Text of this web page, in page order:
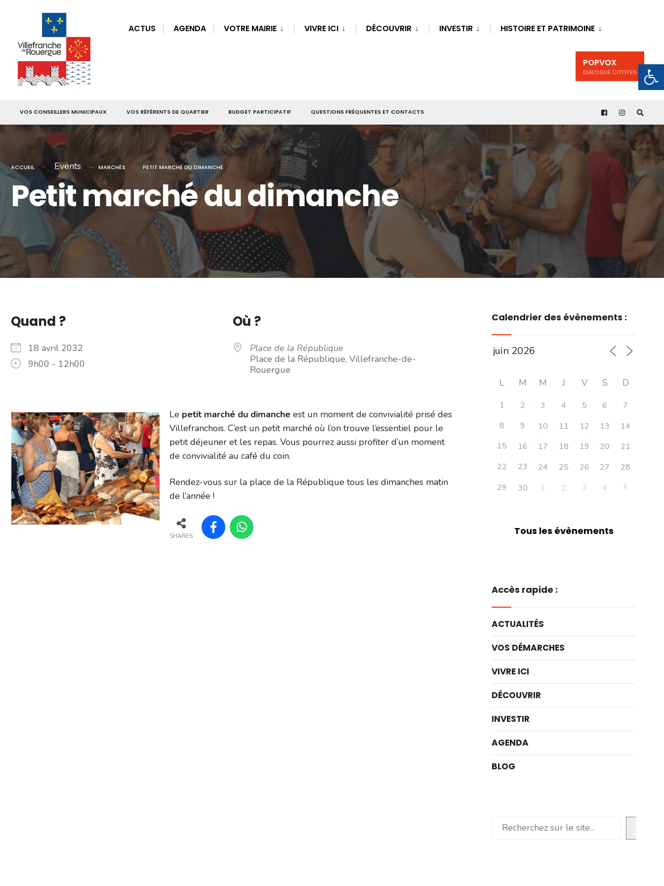
ACTUS AGENDA VOTRE MAIRIE VIVRE ICI DÉCOUVRIR INVESTIR HISTOIRE ET PATRIMOINE
POPVOX
DIALOGUE CITOYEN
VOS CONSEILLERS MUNICIPAUX VOS RÉFÉRENTS DE QUARTIER BUDGET PARTICIPATIF QUESTIONS FRÉQUENTES ET CONTACTS
ACCUEIL Events MARCHÉS PETIT MARCHÉ DU DIMANCHE
Petit marché du dimanche
Quand ?
18 avril 2032
9h00 - 12h00
Où ?
Place de la République
Place de la République, Villefranche-de-
Rouergue
Le petit marché du dimanche est un moment de convivialité prisé des
Villefranchois. C’est un petit marché où l’on trouve l’essentiel pour le
petit déjeuner et les repas. Vous pourrez aussi profiter d’un moment
de convivialité au café du coin.
Rendez-vous sur la place de la République tous les dimanches matin
de l’année !
SHARES
Calendrier des évènements :
L M M J V S D
1 2 3 4 5 6
7
8
9 10 11 12 13
14
15
16 17 18 19 20
21
22
23 24 25 26 27
28
29
30 1 2 3 4 5
Tous les évènements
Accès rapide :
ACTUALITÉS
VOS DÉMARCHES
VIVRE ICI
DÉCOUVRIR
INVESTIR
AGENDA
BLOG
Rechercher